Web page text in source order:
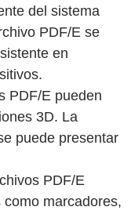
del sistema
PDF/E se
en
PDF/E pueden
3D. La
puede presentar
PDF/E
marcadores,